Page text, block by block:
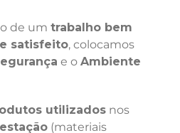
de um trabalho bem
satisfeito, colocamos
e o Ambiente
utilizados nos
(materiais